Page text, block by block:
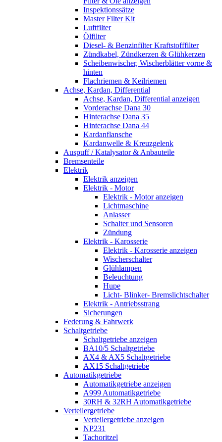
Inspektionssätze
Master Filter Kit
Luftfilter
Ölfilter
Diesel- & Benzinfilter Kraftstofffilter
Zündkabel, Zündkerzen & Glühkerzen
Scheibenwischer, Wischerblätter vorne &
hinten
Flachriemen & Keilriemen
Achse, Kardan, Differential
Achse, Kardan, Differential anzeigen
Vorderachse Dana 30
Hinterachse Dana 35
Hinterachse Dana 44
Kardanflansche
Kardanwelle & Kreuzgelenk
Auspuff / Katalysator & Anbauteile
Bremsenteile
Elektrik
Elektrik anzeigen
Elektrik - Motor
Elektrik - Motor anzeigen
Lichtmaschine
Anlasser
Schalter und Sensoren
Zündung
Elektrik - Karosserie
Elektrik - Karosserie anzeigen
Wischerschalter
Glühlampen
Beleuchtung
Hupe
Licht- Blinker- Bremslichtschalter
Elektrik - Antriebsstrang
Sicherungen
Federung & Fahrwerk
Schaltgetriebe
Schaltgetriebe anzeigen
BA10/5 Schaltgetriebe
AX4 & AX5 Schaltgetriebe
AX15 Schaltgetriebe
Automatikgetriebe
Automatikgetriebe anzeigen
A999 Automatikgetriebe
30RH & 32RH Automatikgetriebe
Verteilergetriebe
Verteilergetriebe anzeigen
NP231
Tachoritzel